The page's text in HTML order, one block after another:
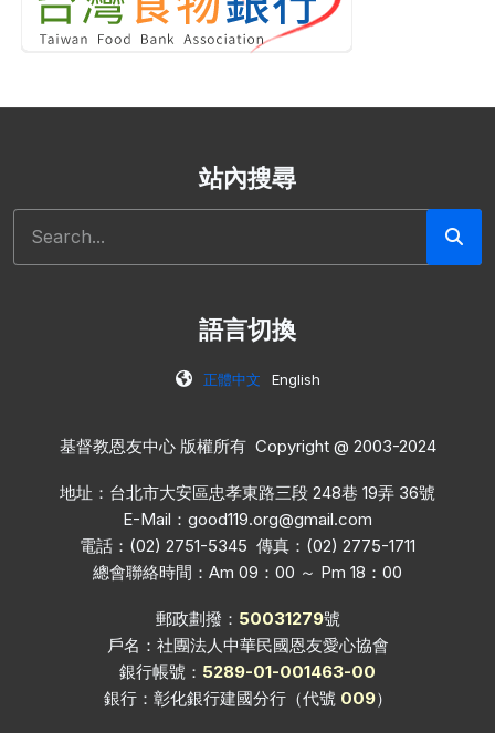
站內搜尋
語言切換
正體中文 English
基督教恩友中心 版權所有 Copyright @ 2003-2024
地址：台北市大安區忠孝東路三段 248巷 19弄 36號
E-Mail： good119.org@gmail.com
電話：(02) 2751-5345 傳真：(02) 2775-1711
總會聯絡時間：Am 09：00 ～ Pm 18：00
郵政劃撥： 50031279號
戶名：社團法人中華民國恩友愛心協會
銀行帳號： 5289-01-001463-00
銀行：彰化銀行建國分行（代號 009）